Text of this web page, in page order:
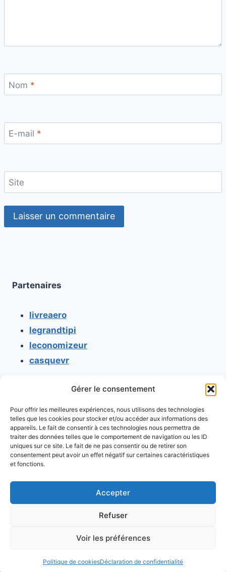
Gérer le consentement
Pour offrir les meilleures expériences, nous utilisons des technologies
telles que les cookies pour stocker et/ou accéder aux informations des
appareils. Le fait de consentir à ces technologies nous permettra de
traiter des données telles que le comportement de navigation ou les ID
uniques sur ce site. Le fait de ne pas consentir ou de retirer son
consentement peut avoir un effet négatif sur certaines caractéristiques
et fonctions.
Accepter
Refuser
Voir les préférences
Politique de cookiesDéclaration de confidentialité
Nom *
E-mail *
Site
Partenaires
livreaero
legrandtipi
leconomizeur
casquevr
Mentions légales
Conditions générales d'utilisation
Conditions générales de vente
Politique de cookies
Politique de confidentialité
© 2026 Console retrogaming.fr